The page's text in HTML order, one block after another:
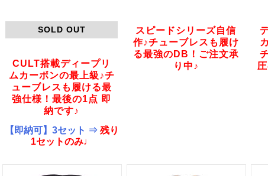
SOLD OUT
CULT搭載ディープリ
ムカーボンの最上級♪チ
ューブレスも履ける最
強仕様！最後の1点 即
納です♪
【即納可】3セット ⇒ 残り
1セットのみ♩
スピードシリーズ自信
作♪チューブレスも履け
る最強のDB！ご注文承
り中♪